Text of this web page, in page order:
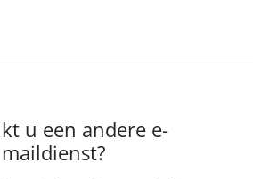
u een andere e-
maildienst?